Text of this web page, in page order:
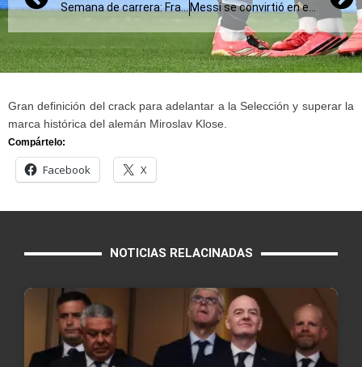
Semana de carrera: Franco Colapinto llegó a Austria Messi se convirtió en el máximo goleador de la historia de los mundiales
Gran definición del crack para adelantar a la Selección y superar la
marca histórica del alemán Miroslav Klose.
Compártelo:
Facebook X
NOTICIAS RELACINADAS